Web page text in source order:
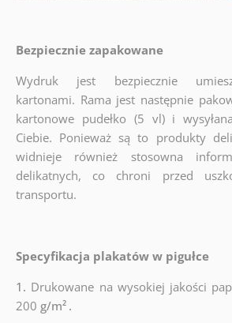
Bezpiecznie zapakowane
Wydruk jest bezpiecznie
kartonami. Rama jest następnie
kartonowe pudełko (5 vl) i
Ciebie. Ponieważ są to produkty
widnieje również stosowna
delikatnych, co chroni przed
transportu.
Specyfikacja plakatów w pigułce
1. Drukowane na wysokiej jakości
200 g/m² .